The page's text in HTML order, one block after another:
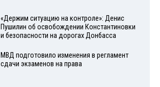
«Держим ситуацию на контроле»: Денис
Пушилин об освобождении Константиновки
и безопасности на дорогах Донбасса
МВД подготовило изменения в регламент
сдачи экзаменов на права